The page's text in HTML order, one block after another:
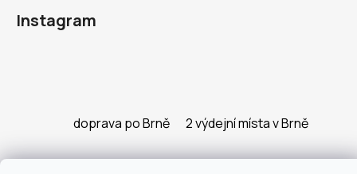
Instagram
doprava po Brně 2 výdejní místa v Brně